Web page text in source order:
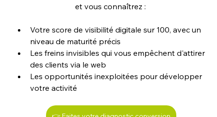
et vous connaîtrez :
Votre score de visibilité digitale sur 100, avec un
niveau de maturité précis
Les freins invisibles qui vous empêchent d'attirer
des clients via le web
Les opportunités inexploitées pour développer
votre activité